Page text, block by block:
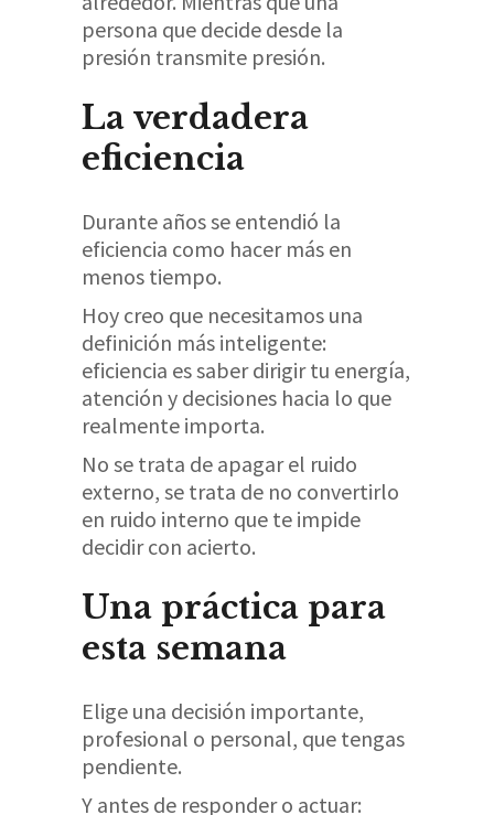
persona que decide desde la
presión transmite presión.
La verdadera
eficiencia
Durante años se entendió la
eficiencia como hacer más en
menos tiempo.
Hoy creo que necesitamos una
definición más inteligente:
eficiencia es saber dirigir tu energía,
atención y decisiones hacia lo que
realmente importa.
No se trata de apagar el ruido
externo, se trata de no convertirlo
en ruido interno que te impide
decidir con acierto.
Una práctica para
esta semana
Elige una decisión importante,
profesional o personal, que tengas
pendiente.
Y antes de responder o actuar: